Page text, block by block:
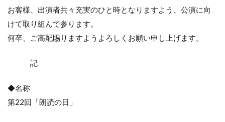
お客様、出演者共々充実のひと時となりますよう、公演に向
けて取り組んで参ります。
何卒、ご高配賜りますようよろしくお願い申し上げます。
記
◆名称
第22回「朗読の日」